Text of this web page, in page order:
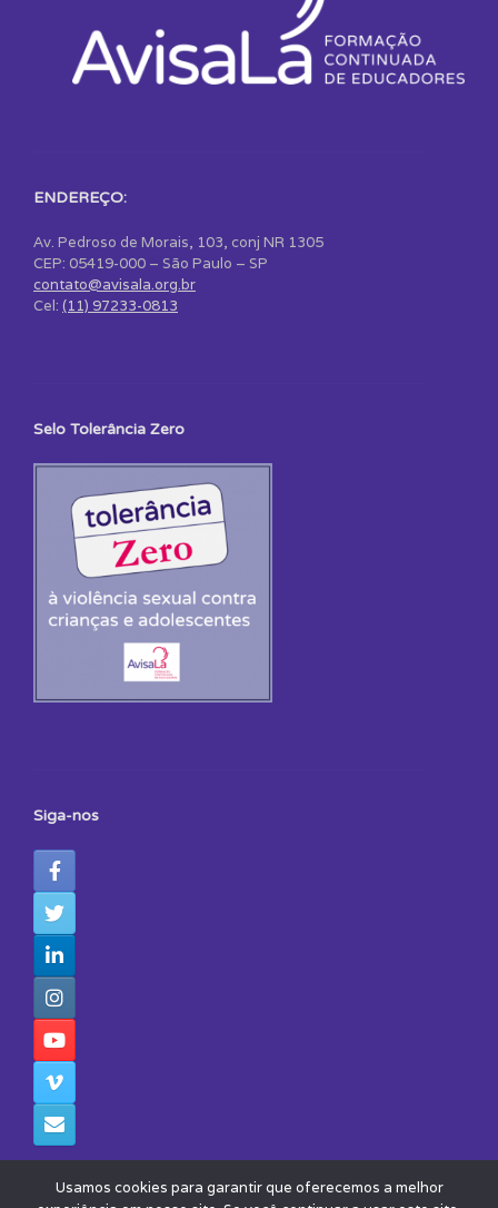
ENDEREÇO:
Av. Pedroso de Morais, 103, conj NR 1305
CEP: 05419-000 – São Paulo – SP
contato@avisala.org.br
Cel: (11) 97233-0813
Selo Tolerância Zero
Siga-nos
Usamos cookies para garantir que oferecemos a melhor